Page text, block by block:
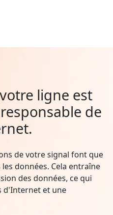
ligne est
de
de votre signal font que
données. Cela entraîne
des données, ce qui
d'Internet et une